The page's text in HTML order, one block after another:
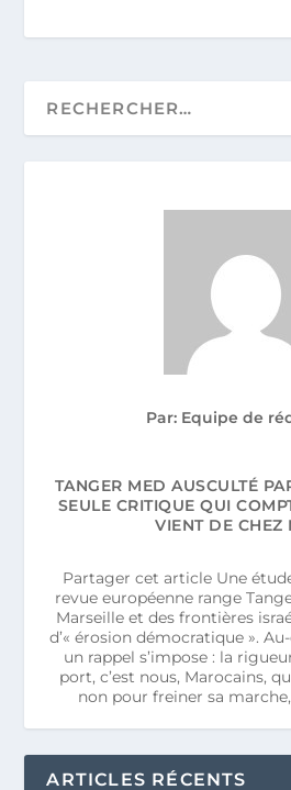
Par: Equipe de
TANGER MED AUSCULTÉ
SEULE CRITIQUE QUI
VIENT DE CHEZ
Partager cet article Une
revue européenne range
Marseille et des frontières
d’« érosion démocratique ».
un rappel s’impose : la
port, c’est nous, Marocains,
non pour freiner sa
ARTICLES RÉCENTS